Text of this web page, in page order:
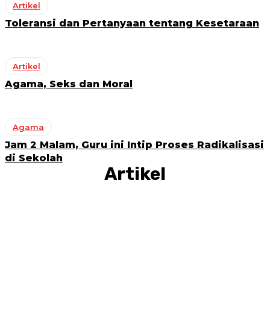
Artikel
Toleransi dan Pertanyaan tentang Kesetaraan
Artikel
Agama, Seks dan Moral
Agama
Jam 2 Malam, Guru ini Intip Proses Radikalisasi
di Sekolah
Artikel